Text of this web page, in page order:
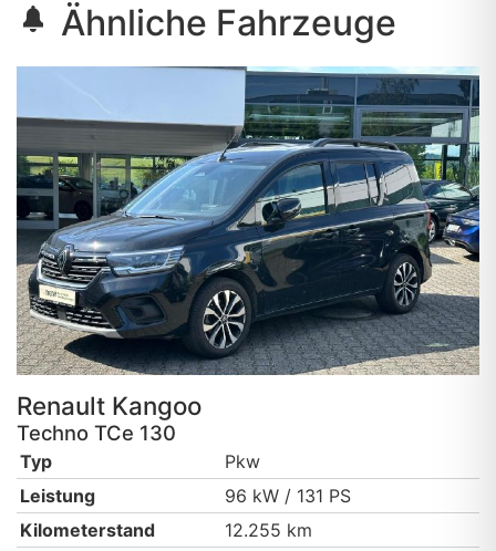
Ähnliche Fahrzeuge
Renault Kangoo
Techno TCe 130
Typ
Pkw
Leistung
96 kW / 131 PS
Kilometerstand
12.255 km